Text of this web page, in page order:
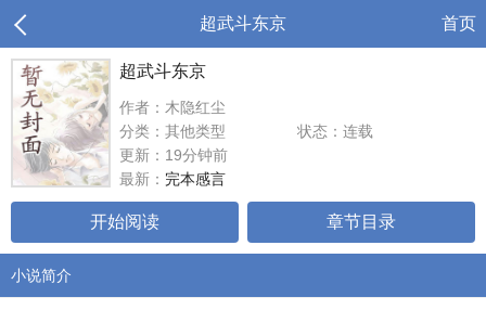
超武斗东京 首页
超武斗东京
作者：木隐红尘
分类：其他类型
状态：连载
更新：19分钟前
最新： 完本感言
开始阅读 章节目录
小说简介